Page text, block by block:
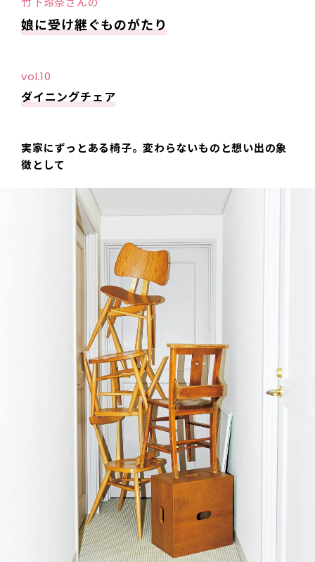
娘に受け継ぐものがたり
vol.10
ダイニングチェア
実家にずっとある椅子。変わらないものと想い出の象
徴として――